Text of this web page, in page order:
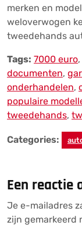
merken en
weloverwogen
tweedehands
Tags: 7000 euro,
documenten,
onderhandelen,
populaire
tweedehands,
Categories:
Een reactie
Je e-mailadres
zijn gemarkeerd